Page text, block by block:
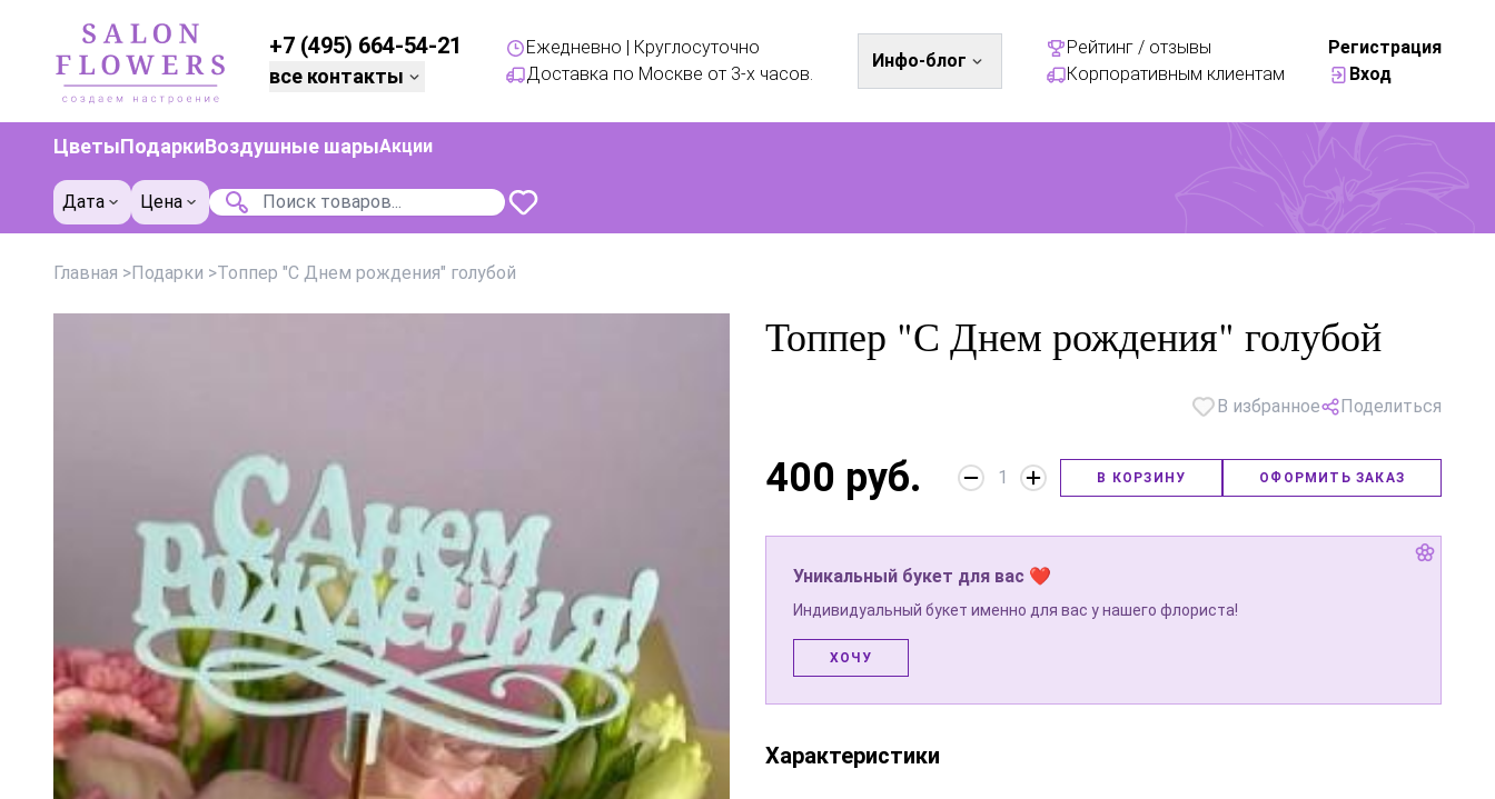
+7 (495) 664-54-21
все контакты
Ежедневно | Круглосуточно
Доставка по Москве от 3-х часов.
Инфо-блог
Рейтинг / отзывы
Корпоративным клиентам
Регистрация
Вход
ЦветыПодаркиВоздушные шарыАкции
Дата Цена
Главная >Подарки >Топпер "С Днем рождения" голубой
Топпер "С Днем рождения" голубой
В избранное Поделиться
400 руб. 1 В КОРЗИНУ ОФОРМИТЬ ЗАКАЗ
Уникальный букет для вас ❤
Индивидуальный букет именно для вас у нашего флориста!
ХОЧУ
Характеристики